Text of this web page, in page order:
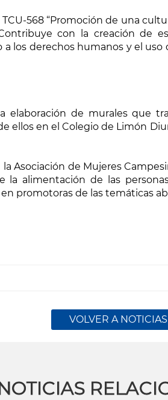
568 “Promoción de una
con la creación de
los derechos humanos y el
elaboración de murales que
ellos en el Colegio de Limón
Asociación de Mujeres
alimentación de las
promotoras de las temáticas
VOLVER A NOTICIAS